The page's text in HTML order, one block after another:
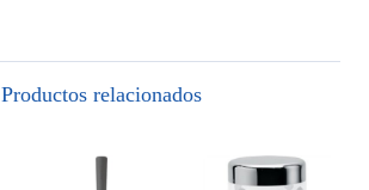
Productos relacionados